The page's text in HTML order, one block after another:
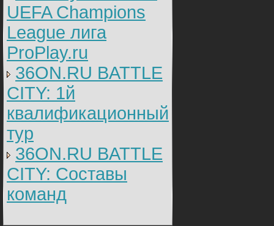
UEFA Champions
League лига
ProPlay.ru
36ON.RU BATTLE
CITY: 1й
квалификационный
тур
36ON.RU BATTLE
CITY: Составы
команд